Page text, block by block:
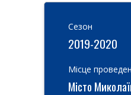
Cезон
2019-2020
Місце
Місто